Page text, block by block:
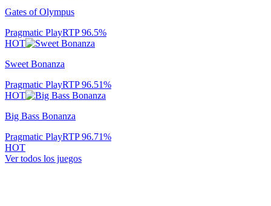
Gates of Olympus
Pragmatic PlayRTP96.5%
HOT
Sweet Bonanza
Pragmatic PlayRTP96.51%
HOT
Big Bass Bonanza
Pragmatic PlayRTP96.71%
HOT
Ver todos los juegos